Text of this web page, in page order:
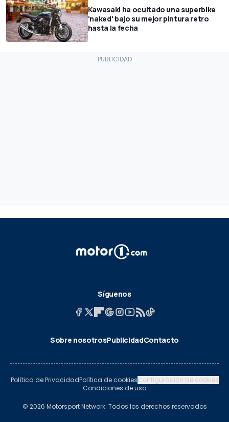
Kawasaki ha ocultado una superbike
'naked' bajo su mejor pintura retro
hasta la fecha
Síguenos
Sobre nosotrosPublicidadContacto
Política de PrivacidadPolítica de cookiesConfiguración de cookies
Condiciones de uso
© 2026 Motorsport Network. Todos los derechos reservados